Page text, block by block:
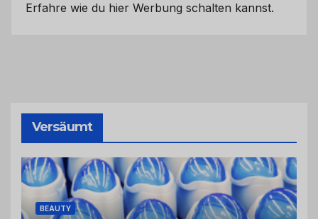
Erfahre wie du hier Werbung schalten kannst.
Versäumt
BEAUTY